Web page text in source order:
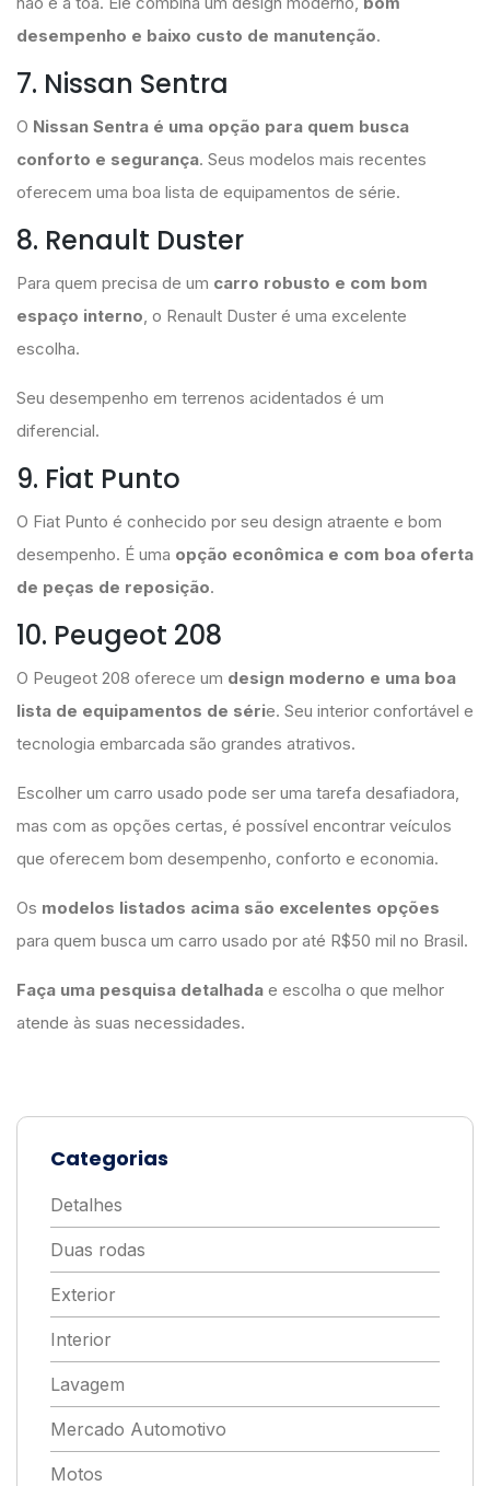
desempenho e baixo custo de manutenção.
7. Nissan Sentra
O Nissan Sentra é uma opção para quem busca
conforto e segurança. Seus modelos mais recentes
oferecem uma boa lista de equipamentos de série.
8. Renault Duster
Para quem precisa de um carro robusto e com bom
espaço interno , o Renault Duster é uma excelente
escolha.
Seu desempenho em terrenos acidentados é um
diferencial.
9. Fiat Punto
O Fiat Punto é conhecido por seu design atraente e bom
desempenho. É uma opção econômica e com boa oferta
de peças de reposição.
10. Peugeot 208
O Peugeot 208 oferece um design moderno e uma boa
lista de equipamentos de série. Seu interior confortável e
tecnologia embarcada são grandes atrativos.
Escolher um carro usado pode ser uma tarefa desafiadora,
mas com as opções certas, é possível encontrar veículos
que oferecem bom desempenho, conforto e economia.
Os modelos listados acima são excelentes opções
para quem busca um carro usado por até R$50 mil no Brasil.
Faça uma pesquisa detalhada e escolha o que melhor
atende às suas necessidades.
Categorias
Detalhes
Duas rodas
Exterior
Interior
Lavagem
Mercado Automotivo
Motos